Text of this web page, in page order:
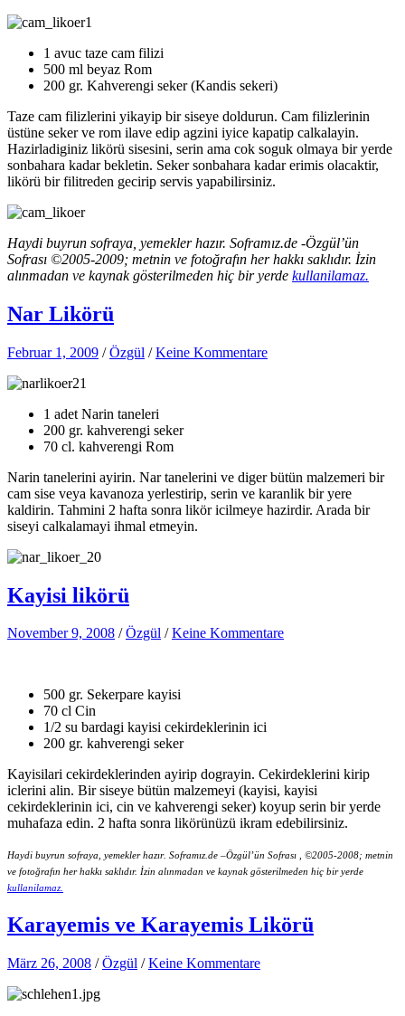
1 avuc taze cam filizi
500 ml beyaz Rom
200 gr. Kahverengi seker (Kandis sekeri)
Taze cam filizlerini yikayip bir siseye doldurun. Cam filizlerinin
üstüne seker ve rom ilave edip agzini iyice kapatip calkalayin.
Hazirladiginiz likörü sisesini, serin ama cok soguk olmaya bir yerde
sonbahara kadar bekletin. Seker sonbahara kadar erimis olacaktir,
likörü bir filitreden gecirip servis yapabilirsiniz.
Haydi buyrun sofraya, yemekler hazır. Soframız.de -Özgül’ün
Sofrası ©2005-2009; metnin ve fotoğrafın her hakkı saklıdır. İzin
alınmadan ve kaynak gösterilmeden hiç bir yerde kullanilamaz.
Nar Likörü
Februar 1, 2009 /Özgül /Keine Kommentare
1 adet Narin taneleri
200 gr. kahverengi seker
70 cl. kahverengi Rom
Narin tanelerini ayirin. Nar tanelerini ve diger bütün malzemeri bir
cam sise veya kavanoza yerlestirip, serin ve karanlik bir yere
kaldirin. Tahmini 2 hafta sonra likör icilmeye hazirdir. Arada bir
siseyi calkalamayi ihmal etmeyin.
Kayisi likörü
November 9, 2008 /Özgül /Keine Kommentare
500 gr. Sekerpare kayisi
70 cl Cin
1/2 su bardagi kayisi cekirdeklerinin ici
200 gr. kahverengi seker
Kayisilari cekirdeklerinden ayirip dograyin. Cekirdeklerini kirip
iclerini alin. Bir siseye bütün malzemeyi (kayisi, kayisi
cekirdeklerinin ici, cin ve kahverengi seker) koyup serin bir yerde
muhafaza edin. 2 hafta sonra likörünüzü ikram edebilirsiniz.
Haydi buyrun sofraya, yemekler hazır. Soframız.de –Özgül’ün Sofrası , ©2005-2008; metnin
ve fotoğrafın her hakkı saklıdır. İzin alınmadan ve kaynak gösterilmeden hiç bir yerde
kullanilamaz.
Karayemis ve Karayemis Likörü
März 26, 2008 /Özgül /Keine Kommentare